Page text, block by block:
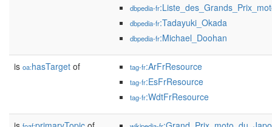
dbpedia-fr
dbpedia-fr:Tadayuki_Okada
dbpedia-fr:Michael_Doohan
is oa:hasTarget of tag-fr:ArFrResource
tag-fr:EsFrResource
tag-fr:WdtFrResource